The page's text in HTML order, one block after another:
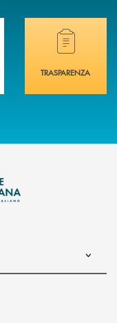
BANCA immediata?
Hai bisogno di
TRASPARENZA